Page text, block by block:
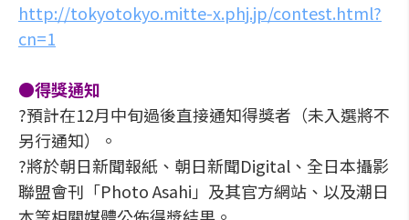
http://tokyotokyo.mitte-x.phj.jp/contest.html?
cn=1
●得獎通知
?預計在12月中旬過後直接通知得獎者（未入選將不
另行通知）。
?將於朝日新聞報紙、朝日新聞Digital、全日本攝影
聯盟會刊「Photo Asahi」及其官方網站、以及潮日